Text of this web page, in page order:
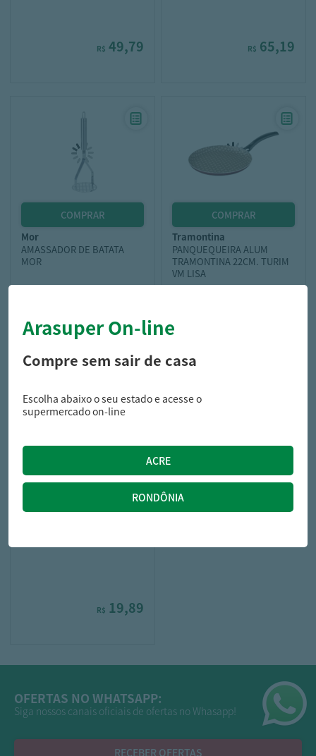
R$ 49,79 R$ 65,19
mor
AMASSADOR DE BATATA
MOR
R$ 26,99
tramontina
PANQUEQUEIRA ALUM
TRAMONTINA 22CM. TURIM
VM LISA
R$ 19,89
OFERTAS NO WHATSAPP:
Siga nossos canais oficiais de ofertas no Whasapp!
RECEBER OFERTAS
Arasuper On-line
Compre sem sair de casa
Escolha abaixo o seu estado e acesse o
supermercado on-line